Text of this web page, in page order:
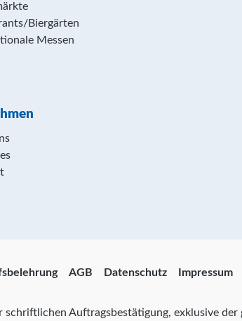
Biergärten
Messen
AGB Datenschutz Impressum
Auftragsbestätigung, exklusive